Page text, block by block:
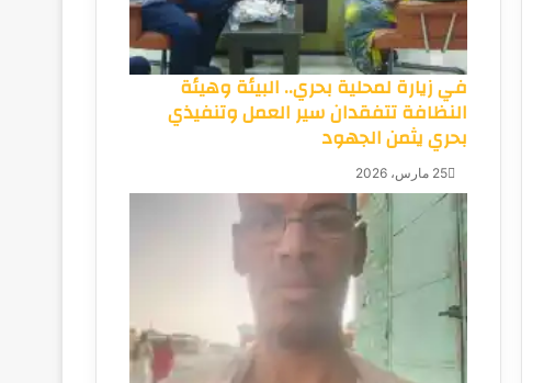
في زيارة لمحلية بحري.. البيئة وهيئة
النظافة تتفقدان سير العمل وتنفيذي
بحري يثمن الجهود
25 مارس، 2026